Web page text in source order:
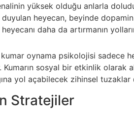
yüksek olduğu anlarla
heyecan, beyinde
daha da artırmanın
oynama psikolojisi sadece
sosyal bir etkinlik olarak
yol açabilecek zihinsel tuzaklar
Stratejiler